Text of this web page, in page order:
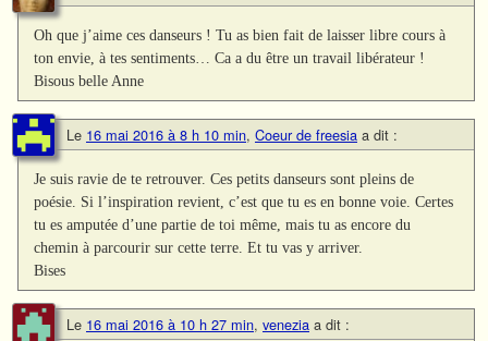
Oh que j’aime ces danseurs ! Tu as bien fait de laisser libre cours à
ton envie, à tes sentiments… Ca a du être un travail libérateur !
Bisous belle Anne
Le 16 mai 2016 à 8 h 10 min, Coeur de freesia a dit :
Je suis ravie de te retrouver. Ces petits danseurs sont pleins de
poésie. Si l’inspiration revient, c’est que tu es en bonne voie. Certes
tu es amputée d’une partie de toi même, mais tu as encore du
chemin à parcourir sur cette terre. Et tu vas y arriver.
Bises
Le 16 mai 2016 à 10 h 27 min, venezia a dit :